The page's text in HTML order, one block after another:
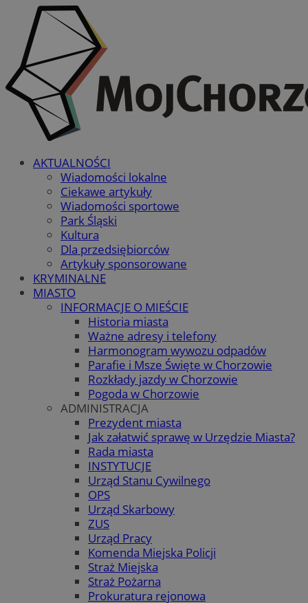
AKTUALNOŚCI
Wiadomości lokalne
Ciekawe artykuły
Wiadomości sportowe
Park Śląski
Kultura
Dla przedsiębiorców
Artykuły sponsorowane
KRYMINALNE
MIASTO
INFORMACJE O MIEŚCIE
Historia miasta
Ważne adresy i telefony
Harmonogram wywozu odpadów
Parafie i Msze Święte w Chorzowie
Rozkłady jazdy w Chorzowie
Pogoda w Chorzowie
ADMINISTRACJA
Prezydent miasta
Jak załatwić sprawę w Urzędzie Miasta?
Rada miasta
INSTYTUCJE
Urząd Stanu Cywilnego
OPS
Urząd Skarbowy
ZUS
Urząd Pracy
Komenda Miejska Policji
Straż Miejska
Straż Pożarna
Prokuratura rejonowa